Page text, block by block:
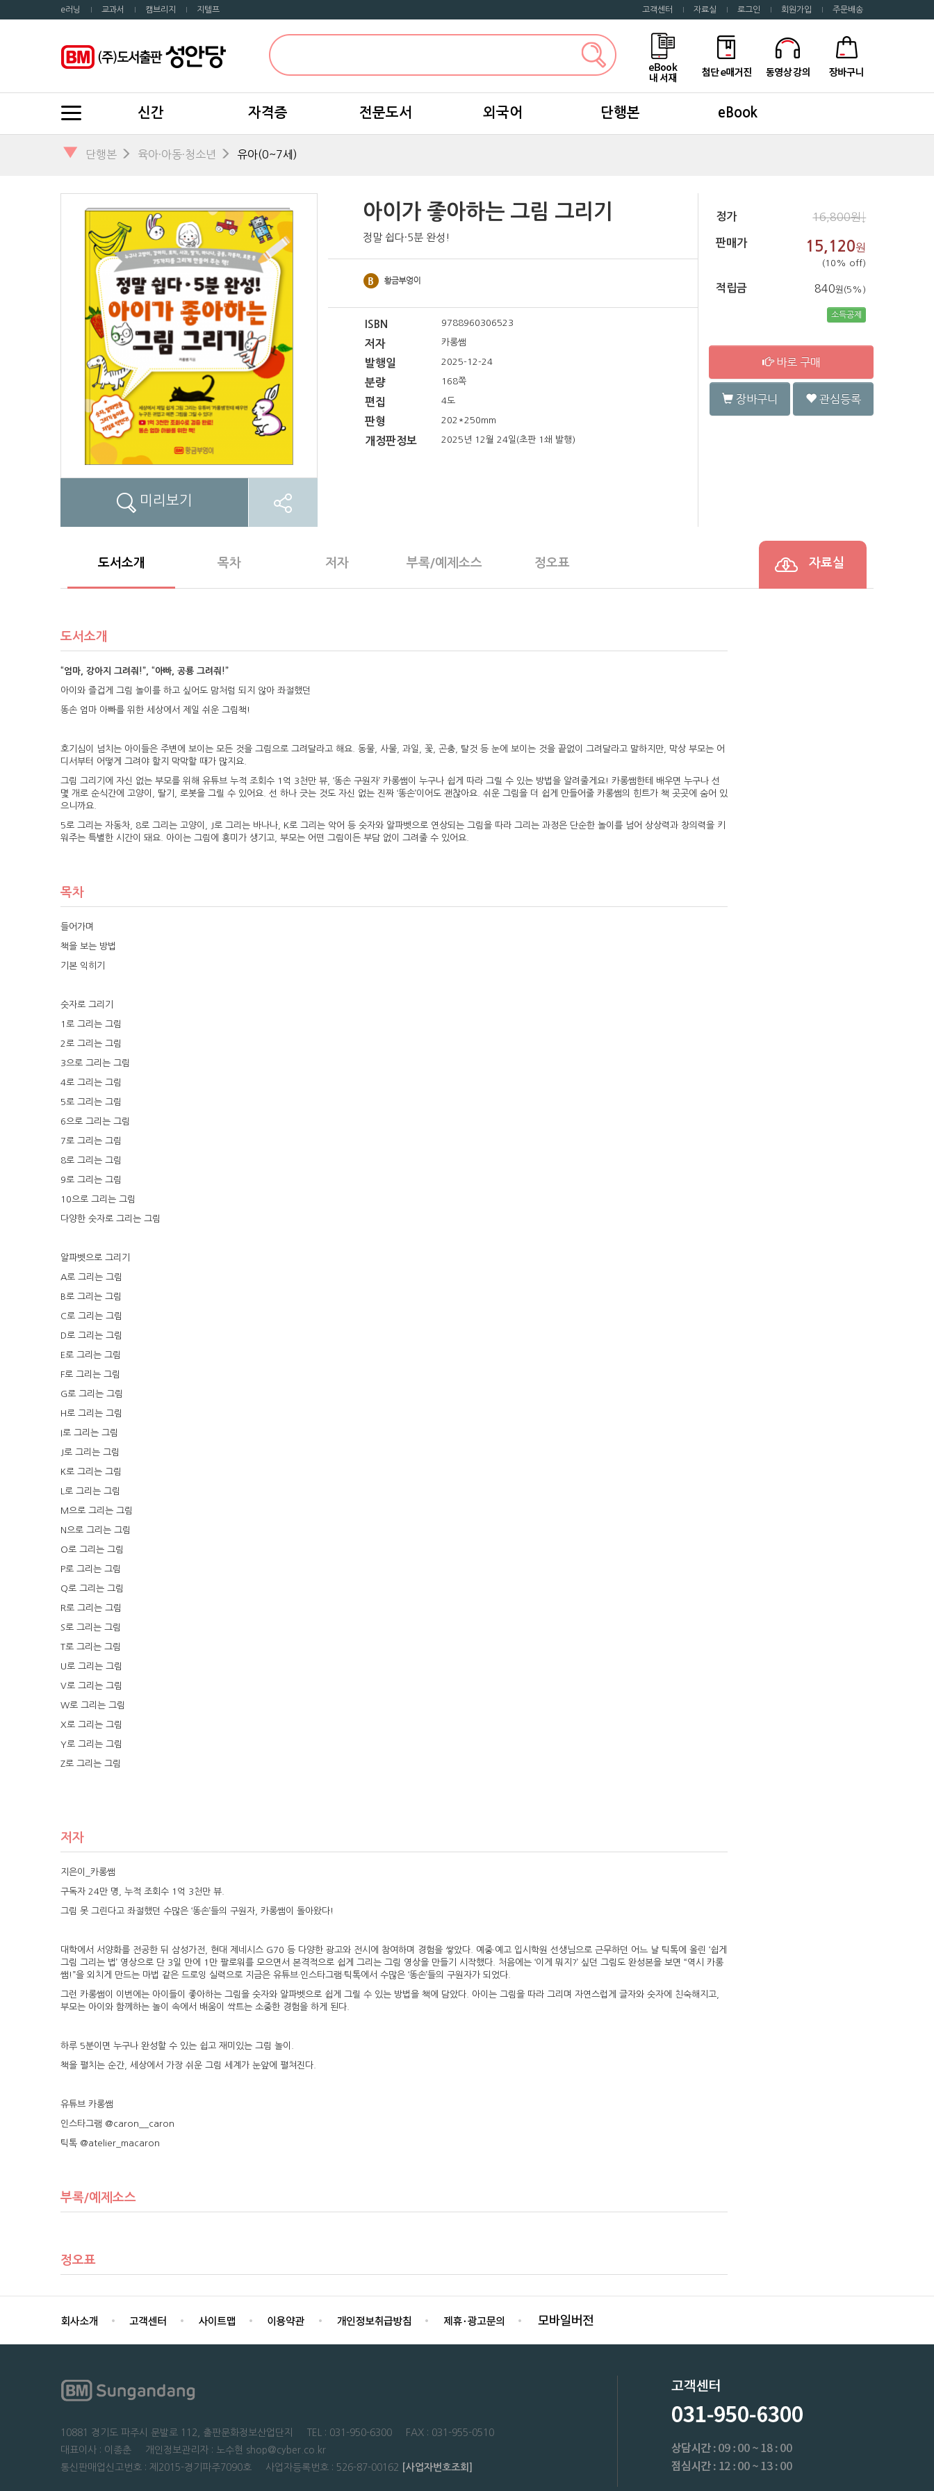
e러닝 교과서 캠브리지 지텔프 고객센터 자료실 로그인 회원가입 주문배송
신간 자격증 전문도서 외국어 단행본 eBook
▼ 단행본 육아·아동·청소년 유아(0~7세)
미리보기
아이가 좋아하는 그림 그리기
정말 쉽다·5분 완성!
ISBN 9788960306523
저자 카롱쌤
발행일 2025-12-24
분량 168쪽
편집 4도
판형 202*250mm
개정판정보 2025년 12월 24일(초판 1쇄 발행)
정가 16,800원↓
판매가 15,120원
(10% off)
적립금 840원(5%)
소득공제
바로 구매
장바구니 관심등록
도서소개 목차 저자 부록/예제소스 정오표 자료실
도서소개
“엄마, 강아지 그려줘!”, “아빠, 공룡 그려줘!”
아이와 즐겁게 그림 놀이를 하고 싶어도 맘처럼 되지 않아 좌절했던
똥손 엄마 아빠를 위한 세상에서 제일 쉬운 그림책!
호기심이 넘치는 아이들은 주변에 보이는 모든 것을 그림으로 그려달라고 해요. 동물, 사물, 과일, 꽃, 곤충, 탈것 등 눈에 보이는 것을 끝없이 그려달라고 말하지만, 막상 부모는 어
디서부터 어떻게 그려야 할지 막막할 때가 많지요.
그림 그리기에 자신 없는 부모를 위해 유튜브 누적 조회수 1억 3천만 뷰, ‘똥손 구원자’ 카롱쌤이 누구나 쉽게 따라 그릴 수 있는 방법을 알려줄게요! 카롱쌤한테 배우면 누구나 선
몇 개로 순식간에 고양이, 딸기, 로봇을 그릴 수 있어요. 선 하나 긋는 것도 자신 없는 진짜 ‘똥손’이어도 괜찮아요. 쉬운 그림을 더 쉽게 만들어줄 카롱쌤의 힌트가 책 곳곳에 숨어 있
으니까요.
5로 그리는 자동차, 8로 그리는 고양이, J로 그리는 바나나, K로 그리는 악어 등 숫자와 알파벳으로 연상되는 그림을 따라 그리는 과정은 단순한 놀이를 넘어 상상력과 창의력을 키
워주는 특별한 시간이 돼요. 아이는 그림에 흥미가 생기고, 부모는 어떤 그림이든 부담 없이 그려줄 수 있어요.
목차
들어가며
책을 보는 방법
기본 익히기
숫자로 그리기
1로 그리는 그림
2로 그리는 그림
3으로 그리는 그림
4로 그리는 그림
5로 그리는 그림
6으로 그리는 그림
7로 그리는 그림
8로 그리는 그림
9로 그리는 그림
10으로 그리는 그림
다양한 숫자로 그리는 그림
알파벳으로 그리기
A로 그리는 그림
B로 그리는 그림
C로 그리는 그림
D로 그리는 그림
E로 그리는 그림
F로 그리는 그림
G로 그리는 그림
H로 그리는 그림
I로 그리는 그림
J로 그리는 그림
K로 그리는 그림
L로 그리는 그림
M으로 그리는 그림
N으로 그리는 그림
O로 그리는 그림
P로 그리는 그림
Q로 그리는 그림
R로 그리는 그림
S로 그리는 그림
T로 그리는 그림
U로 그리는 그림
V로 그리는 그림
W로 그리는 그림
X로 그리는 그림
Y로 그리는 그림
Z로 그리는 그림
저자
지은이_카롱쌤
구독자 24만 명, 누적 조회수 1억 3천만 뷰.
그림 못 그린다고 좌절했던 수많은 ‘똥손’들의 구원자, 카롱쌤이 돌아왔다!
대학에서 서양화를 전공한 뒤 삼성가전, 현대 제네시스 G70 등 다양한 광고와 전시에 참여하며 경험을 쌓았다. 예중·예고 입시학원 선생님으로 근무하던 어느 날 틱톡에 올린 ‘쉽게
그림 그리는 법’ 영상으로 단 3일 만에 1만 팔로워를 모으면서 본격적으로 쉽게 그리는 그림 영상을 만들기 시작했다. 처음에는 ‘이게 뭐지?’ 싶던 그림도 완성본을 보면 “역시 카롱
쌤!”을 외치게 만드는 마법 같은 드로잉 실력으로 지금은 유튜브·인스타그램·틱톡에서 수많은 ‘똥손’들의 구원자가 되었다.
그런 카롱쌤이 이번에는 아이들이 좋아하는 그림을 숫자와 알파벳으로 쉽게 그릴 수 있는 방법을 책에 담았다. 아이는 그림을 따라 그리며 자연스럽게 글자와 숫자에 친숙해지고,
부모는 아이와 함께하는 놀이 속에서 배움이 싹트는 소중한 경험을 하게 된다.
하루 5분이면 누구나 완성할 수 있는 쉽고 재미있는 그림 놀이.
책을 펼치는 순간, 세상에서 가장 쉬운 그림 세계가 눈앞에 펼쳐진다.
유튜브 카롱쌤
인스타그램 @caron__caron
틱톡 @atelier_macaron
부록/예제소스
정오표
10881 경기도 파주시 문발로 112, 출판문화정보산업단지 TEL : 031-950-6300 FAX : 031-955-0510
대표이사 : 이종춘 개인정보관리자 : 노수현 shop@cyber.co.kr
통신판매업신고번호 : 제2015-경기파주7090호 사업자등록번호 : 526-87-00162
[사업자번호조회]